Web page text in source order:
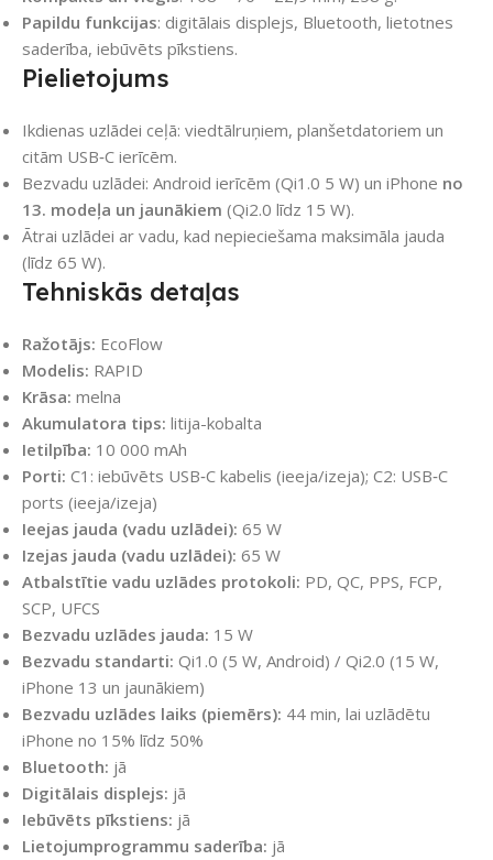
Papildu funkcijas: digitālais displejs, Bluetooth, lietotnes
saderība, iebūvēts pīkstiens.
Pielietojums
Ikdienas uzlādei ceļā: viedtālruņiem, planšetdatoriem un
citām USB‑C ierīcēm.
Bezvadu uzlādei: Android ierīcēm (Qi1.0 5 W) un iPhone no
13. modeļa un jaunākiem (Qi2.0 līdz 15 W).
Ātrai uzlādei ar vadu, kad nepieciešama maksimāla jauda
(līdz 65 W).
Tehniskās detaļas
Ražotājs: EcoFlow
Modelis: RAPID
Krāsa: melna
Akumulatora tips: litija-kobalta
Ietilpība: 10 000 mAh
Porti: C1: iebūvēts USB‑C kabelis (ieeja/izeja); C2: USB‑C
ports (ieeja/izeja)
Ieejas jauda (vadu uzlādei): 65 W
Izejas jauda (vadu uzlādei): 65 W
Atbalstītie vadu uzlādes protokoli: PD, QC, PPS, FCP,
SCP, UFCS
Bezvadu uzlādes jauda: 15 W
Bezvadu standarti: Qi1.0 (5 W, Android) / Qi2.0 (15 W,
iPhone 13 un jaunākiem)
Bezvadu uzlādes laiks (piemērs): 44 min, lai uzlādētu
iPhone no 15% līdz 50%
Bluetooth: jā
Digitālais displejs: jā
Iebūvēts pīkstiens: jā
Lietojumprogrammu saderība: jā